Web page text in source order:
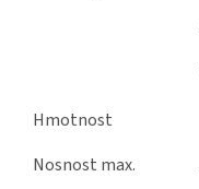
Hmotnost
Nosnost max.